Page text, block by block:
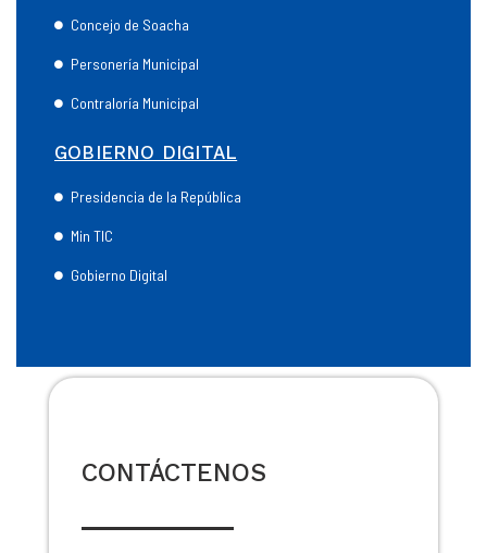
Concejo de Soacha
Personería Municipal
Contraloría Municipal
GOBIERNO DIGITAL
Presidencia de la República
Min TIC
Gobierno Digital
CONTÁCTENOS